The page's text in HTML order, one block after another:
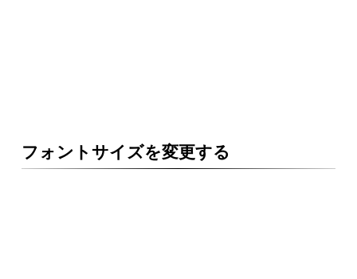
フォントサイズを変更する